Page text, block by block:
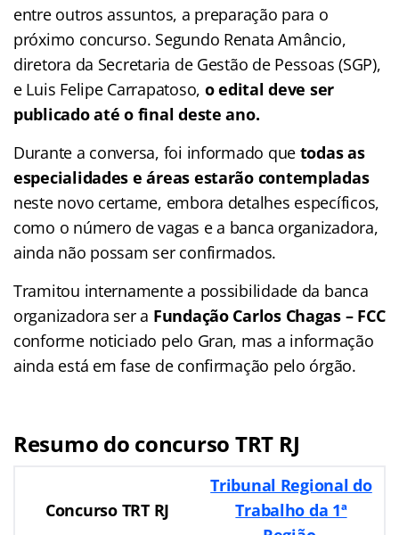
entre outros assuntos, a preparação para o
próximo concurso. Segundo Renata Amâncio,
diretora da Secretaria de Gestão de Pessoas (SGP),
e Luis Felipe Carrapatoso, o edital deve ser
publicado até o final deste ano.
Durante a conversa, foi informado que todas as
especialidades e áreas estarão contempladas
neste novo certame, embora detalhes específicos,
como o número de vagas e a banca organizadora,
ainda não possam ser confirmados.
Tramitou internamente a possibilidade da banca
organizadora ser a Fundação Carlos Chagas – FCC
conforme noticiado pelo Gran, mas a informação
ainda está em fase de confirmação pelo órgão.
Resumo do concurso TRT RJ
Concurso TRT RJ
Tribunal Regional do
Trabalho da 1ª